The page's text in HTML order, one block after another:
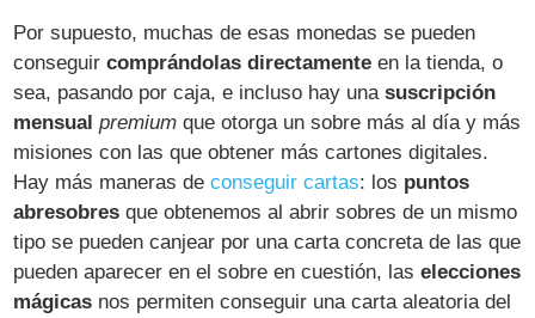
Por supuesto, muchas de esas monedas se pueden
conseguircomprándolas directamente en la tienda, o
sea, pasando por caja, e incluso hay unasuscripción
mensual premium que otorga un sobre más al día y más
misiones con las que obtener más cartones digitales.
Hay más maneras deconseguir cartas: los puntos
abresobres que obtenemos al abrir sobres de un mismo
tipo se pueden canjear por una carta concreta de las que
pueden aparecer en el sobre en cuestión, laselecciones
mágicas nos permiten conseguir una carta aleatoria del